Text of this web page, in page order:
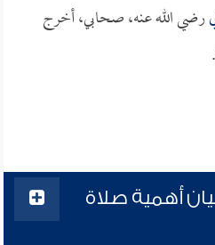
رضي الله عنه، صحابي، أخرج
أهمية صلاة